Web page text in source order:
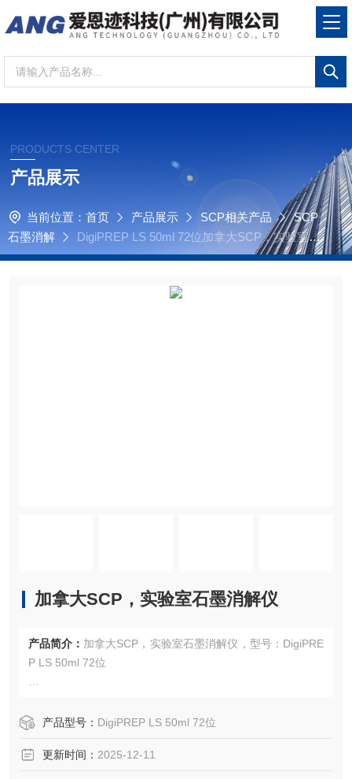
PRODUCTS CENTER
产品展示
当前位置： 首页 产品展示 SCP相关产品
SCP
石墨消解
DigiPREP LS 50ml 72位加拿大SCP，实验室石
墨消解仪
加拿大SCP，实验室石墨消解仪
产品简介： 加拿大SCP，实验室石墨消解仪，型号：DigiPRE
P LS 50ml 72位
仪器简介：
P样品消解系统采用了特氟隆镀层或碳化硅石墨槽技术，能够
产品型号： DigiPREP LS 50ml 72位
更新时间： 2025-12-11